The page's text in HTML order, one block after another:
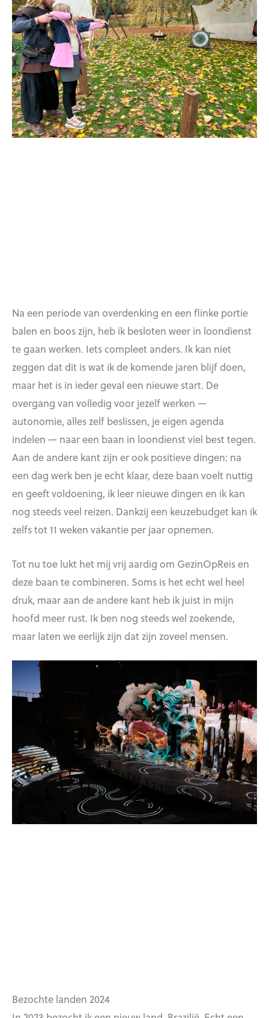
Na een periode van overdenking en een flinke portie
balen en boos zijn, heb ik besloten weer in loondienst
te gaan werken. Iets compleet anders. Ik kan niet
zeggen dat dit is wat ik de komende jaren blijf doen,
maar het is in ieder geval een nieuwe start. De
overgang van volledig voor jezelf werken —
autonomie, alles zelf beslissen, je eigen agenda
indelen — naar een baan in loondienst viel best tegen.
Aan de andere kant zijn er ook positieve dingen: na
een dag werk ben je echt klaar, deze baan voelt nuttig
en geeft voldoening, ik leer nieuwe dingen en ik kan
nog steeds veel reizen. Dankzij een keuzebudget kan ik
zelfs tot 11 weken vakantie per jaar opnemen.
Tot nu toe lukt het mij vrij aardig om GezinOpReis en
deze baan te combineren. Soms is het echt wel heel
druk, maar aan de andere kant heb ik juist in mijn
hoofd meer rust. Ik ben nog steeds wel zoekende,
maar laten we eerlijk zijn dat zijn zoveel mensen.
Bezochte landen 2024